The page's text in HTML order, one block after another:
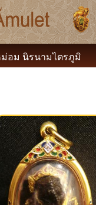
ม่อม นิรนามไตรภูมิ